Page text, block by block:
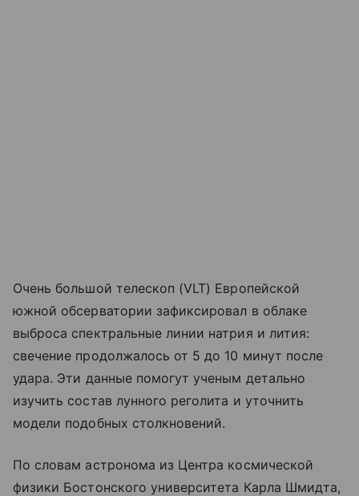
Очень большой телескоп (VLT) Европейской
южной обсерватории зафиксировал в облаке
выброса спектральные линии натрия и лития:
свечение продолжалось от 5 до 10 минут после
удара. Эти данные помогут ученым детально
изучить состав лунного реголита и уточнить
модели подобных столкновений.
По словам астронома из Центра космической
физики Бостонского университета Карла Шмидта,